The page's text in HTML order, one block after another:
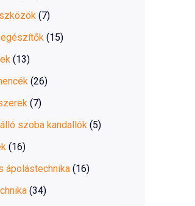
(7)
(15)
(13)
(26)
(7)
szoba kandallók (5)
(16)
ápolástechnika (16)
(34)